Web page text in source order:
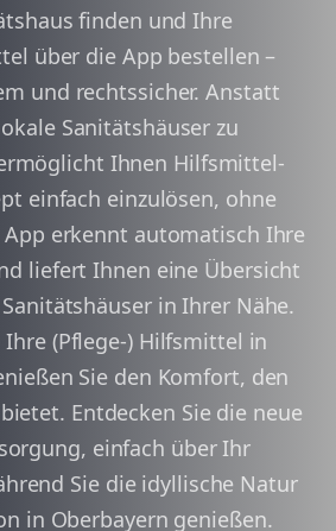
finden und Ihre
über die App bestellen –
und rechtssicher. Anstatt
Sanitätshäuser zu
Ihnen Hilfsmittel-
einfach einzulösen, ohne
erkennt automatisch Ihre
liefert Ihnen eine Übersicht
in Ihrer Nähe.
Ihre (Pflege-) Hilfsmittel in
Sie den Komfort, den
Entdecken Sie die neue
einfach über Ihr
Sie die idyllische Natur
in Oberbayern genießen.